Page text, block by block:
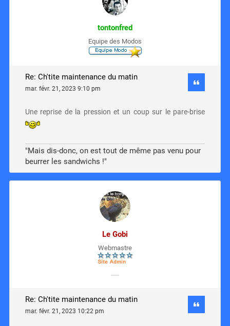
tontonfred
Equipe des Modos
Re: Ch'tite maintenance du matin
mar. févr. 21, 2023 9:10 pm
Une reprise de la pression et un coup sur le pare-brise
"Mais dis-donc, on est tout de même pas venu pour
beurrer les sandwichs !"
Le Gobi
Webmastre
Re: Ch'tite maintenance du matin
mar. févr. 21, 2023 10:22 pm